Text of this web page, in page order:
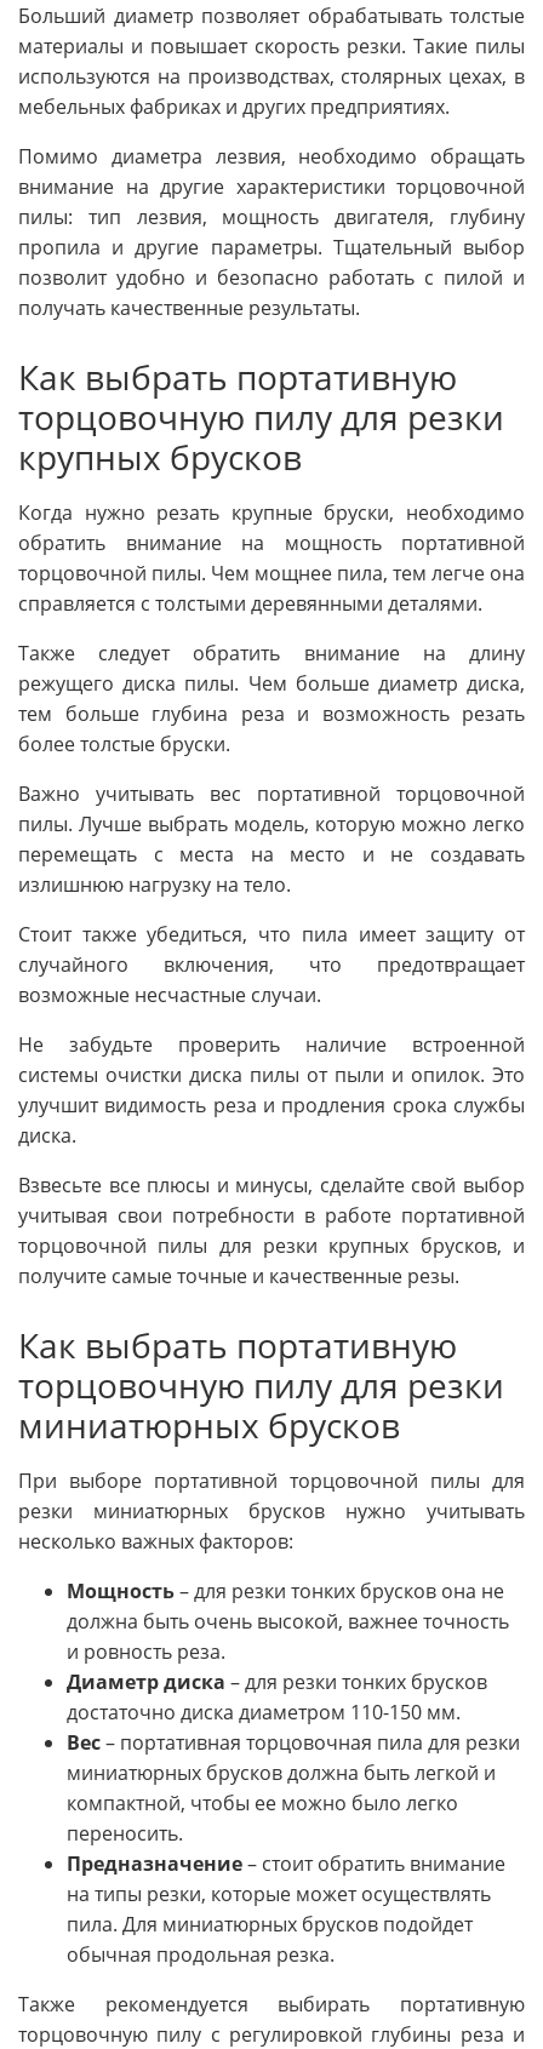
Больший диаметр позволяет обрабатывать толстые
материалы и повышает скорость резки. Такие пилы
используются на производствах, столярных цехах, в
мебельных фабриках и других предприятиях.
Помимо диаметра лезвия, необходимо обращать
внимание на другие характеристики торцовочной
пилы: тип лезвия, мощность двигателя, глубину
пропила и другие параметры. Тщательный выбор
позволит удобно и безопасно работать с пилой и
получать качественные результаты.
Как выбрать портативную
торцовочную пилу для резки
крупных брусков
Когда нужно резать крупные бруски, необходимо
обратить внимание на мощность портативной
торцовочной пилы. Чем мощнее пила, тем легче она
справляется с толстыми деревянными деталями.
Также следует обратить внимание на длину
режущего диска пилы. Чем больше диаметр диска,
тем больше глубина реза и возможность резать
более толстые бруски.
Важно учитывать вес портативной торцовочной
пилы. Лучше выбрать модель, которую можно легко
перемещать с места на место и не создавать
излишнюю нагрузку на тело.
Стоит также убедиться, что пила имеет защиту от
случайного включения, что предотвращает
возможные несчастные случаи.
Не забудьте проверить наличие встроенной
системы очистки диска пилы от пыли и опилок. Это
улучшит видимость реза и продления срока службы
диска.
Взвесьте все плюсы и минусы, сделайте свой выбор
учитывая свои потребности в работе портативной
торцовочной пилы для резки крупных брусков, и
получите самые точные и качественные резы.
Как выбрать портативную
торцовочную пилу для резки
миниатюрных брусков
При выборе портативной торцовочной пилы для
резки миниатюрных брусков нужно учитывать
несколько важных факторов:
Мощность– для резки тонких брусков она не
должна быть очень высокой, важнее точность
и ровность реза.
Диаметр диска – для резки тонких брусков
достаточно диска диаметром 110-150 мм.
Вес– портативная торцовочная пила для резки
миниатюрных брусков должна быть легкой и
компактной, чтобы ее можно было легко
переносить.
Предназначение– стоит обратить внимание
на типы резки, которые может осуществлять
пила. Для миниатюрных брусков подойдет
обычная продольная резка.
Также рекомендуется выбирать портативную
торцовочную пилу с регулировкой глубины реза и